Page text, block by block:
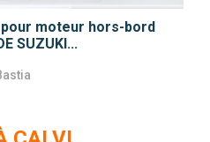
moteur hors-bord
SUZUKI...